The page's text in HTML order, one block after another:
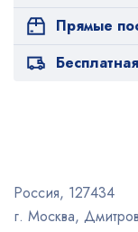
Прямые
Россия, 127434
г. Москва,